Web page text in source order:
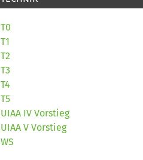
T0
T1
T2
T3
T4
T5
UIAA IV Vorstieg
UIAA V Vorstieg
WS